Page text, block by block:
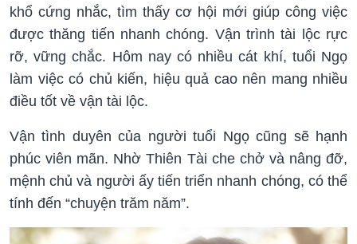
khổ cứng nhắc, tìm thấy cơ hội mới giúp công việc
được thăng tiến nhanh chóng. Vận trình tài lộc rực
rỡ, vững chắc. Hôm nay có nhiều cát khí, tuổi Ngọ
làm việc có chủ kiến, hiệu quả cao nên mang nhiều
điều tốt về vận tài lộc.
Vận tình duyên của người tuổi Ngọ cũng sẽ hạnh
phúc viên mãn. Nhờ Thiên Tài che chở và nâng đỡ,
mệnh chủ và người ấy tiến triển nhanh chóng, có thể
tính đến “chuyện trăm năm”.